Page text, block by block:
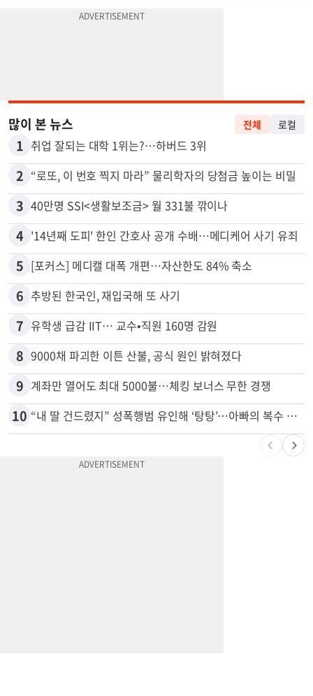
많이 본 뉴스 전체 로컬
1 취업 잘되는 대학 1위는?…하버드 3위
2 “로또, 이 번호 찍지 마라” 물리학자의 당첨금 높이는 비밀
3 40만명 SSI<생활보조금> 월 331불 깎이나
4 '14년째 도피' 한인 간호사 공개 수배…메디케어 사기 유죄
5 [포커스] 메디캘 대폭 개편…자산한도 84% 축소
6 추방된 한국인, 재입국해 또 사기
7 유학생 급감 IIT… 교수•직원 160명 감원
8 9000채 파괴한 이튼 산불, 공식 원인 밝혀졌다
9 계좌만 열어도 최대 5000불…체킹 보너스 무한 경쟁
10 “내 딸 건드렸지” 성폭행범 유인해 ‘탕탕’…아빠의 복수 결말